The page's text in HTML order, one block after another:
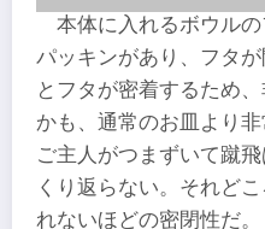
本体に入れるボウル
パッキンがあり、フタ
とフタが密着するため
かも、通常のお皿より
ご主人がつまずいて蹴
くり返らない。それど
れないほどの密閉性だ。